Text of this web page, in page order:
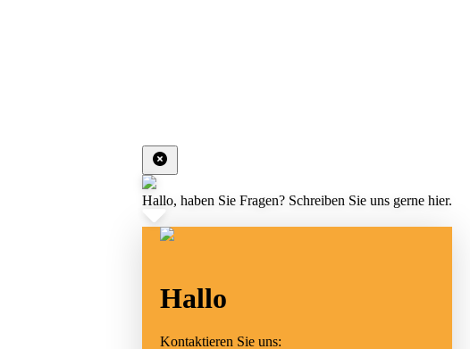
Hallo, haben Sie Fragen? Schreiben Sie uns gerne hier.
Hallo
Kontaktieren Sie uns: